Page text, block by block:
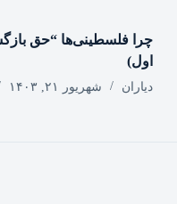
چرا فلسطینی‌ها “حق
اول)
دیاران شهریور ۲۱, ۱۴۰۳